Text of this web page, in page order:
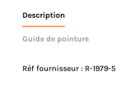
Description
Guide de pointure
Réf fournisseur : R-1979-5